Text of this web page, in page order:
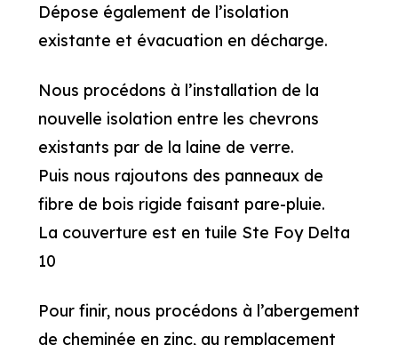
Dépose également de l’isolation
existante et évacuation en décharge.
Nous procédons à l’installation de la
nouvelle isolation entre les chevrons
existants par de la laine de verre.
Puis nous rajoutons des panneaux de
fibre de bois rigide faisant pare-pluie.
La couverture est en tuile Ste Foy Delta
10
Pour finir, nous procédons à l’abergement
de cheminée en zinc, au remplacement